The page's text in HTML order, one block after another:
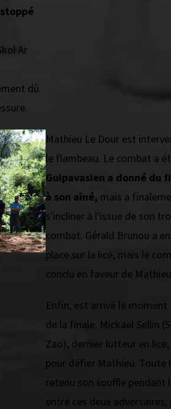
Ar
dû
Mathieu Le Dour est
le flambeau. Le combat a
Guipavasien a donné du
à son aîné, mais a
s'incliner à l'issue de son
combat. Gérald Brunou a
place sur la lice, mais le
conclu en faveur de
Enfin, est arrivé le
de la finale. Mickaël Sellin
Zao), dernier lutteur en
pour défier Mathieu. Toute
retenu son souffle pendant
entre ces deux adversaires,